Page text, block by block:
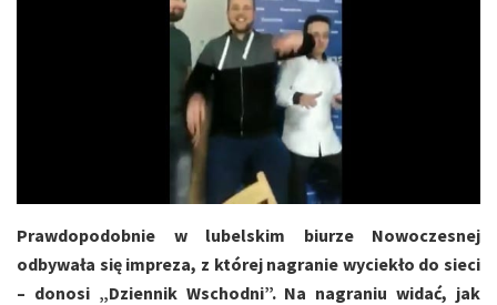
Prawdopodobnie w lubelskim biurze Nowoczesnej
odbywała się impreza, z której nagranie wyciekło do sieci
– donosi „Dziennik Wschodni”. Na nagraniu widać, jak